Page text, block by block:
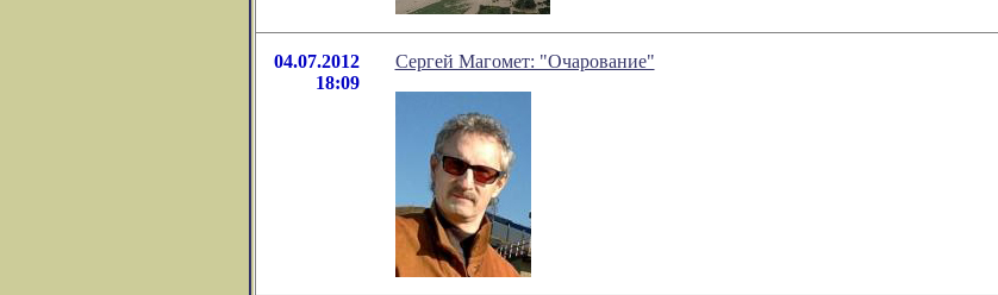
04.07.2012
18:09
Сергей Магомет: "Очарование"